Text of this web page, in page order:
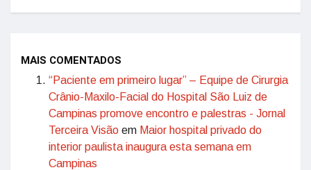
MAIS COMENTADOS
“Paciente em primeiro lugar” – Equipe de Cirurgia
Crânio-Maxilo-Facial do Hospital São Luiz de
Campinas promove encontro e palestras - Jornal
Terceira Visão em Maior hospital privado do
interior paulista inaugura esta semana em
Campinas